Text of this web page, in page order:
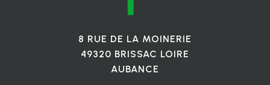
8 RUE DE LA MOINERIE
49320 BRISSAC LOIRE
AUBANCE